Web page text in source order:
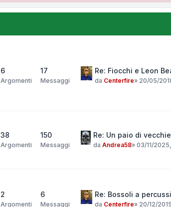
6
Argomenti
17
Messaggi
Re: Fiocchi e Leon
da Centerfire» 20/05/
38
Argomenti
150
Messaggi
Re: Un paio di
da Andrea58» 03/11/
2
Argomenti
6
Messaggi
Re: Bossoli a
da Centerfire» 20/12/